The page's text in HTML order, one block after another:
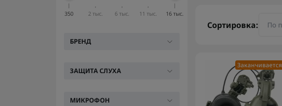
350 2 тыс. 6 тыс. 11 тыс. 16 тыс.
БРЕНД
ЗАЩИТА СЛУХА
МИКРОФОН
Сортировка:
Заканчивается